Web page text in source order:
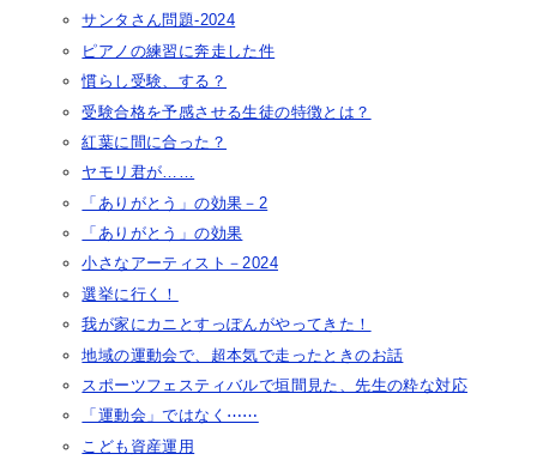
サンタさん問題-2024
ピアノの練習に奔走した件
慣らし受験、する？
受験合格を予感させる生徒の特徴とは？
紅葉に間に合った？
ヤモリ君が……
「ありがとう」の効果－2
「ありがとう」の効果
小さなアーティスト－2024
選挙に行く！
我が家にカニとすっぽんがやってきた！
地域の運動会で、超本気で走ったときのお話
スポーツフェスティバルで垣間見た、先生の粋な対応
「運動会」ではなく⋯⋯
こども資産運用